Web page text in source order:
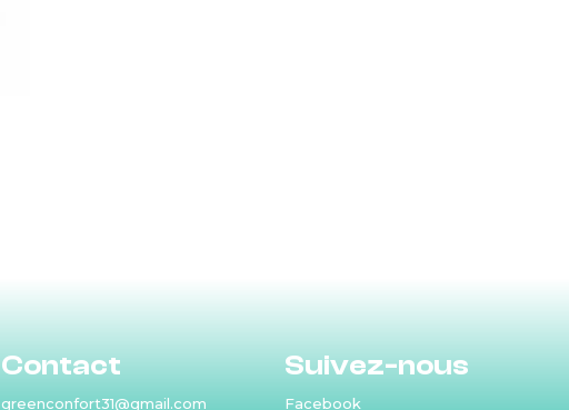
Contact
greenconfort31@gmail.com
Suivez-nous
Facebook